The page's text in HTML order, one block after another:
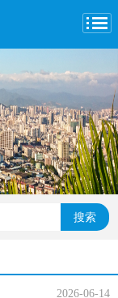
搜索
2026-06-14